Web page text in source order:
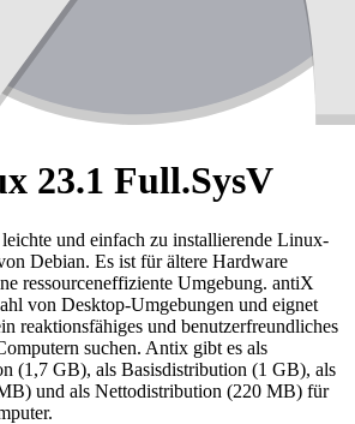
23.1 Full.SysV
und einfach zu installierende Linux-
Debian. Es ist für ältere Hardware
ressourceneffiziente Umgebung. antiX
von Desktop-Umgebungen und eignet
reaktionsfähiges und benutzerfreundliches
suchen. Antix gibt es als
(1,7 GB), als Basisdistribution (1 GB), als
und als Nettodistribution (220 MB) für